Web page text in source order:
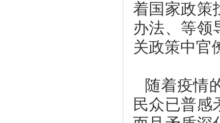
着国家政策
办法、等领
关政策中官
随着疫情
民众已普感